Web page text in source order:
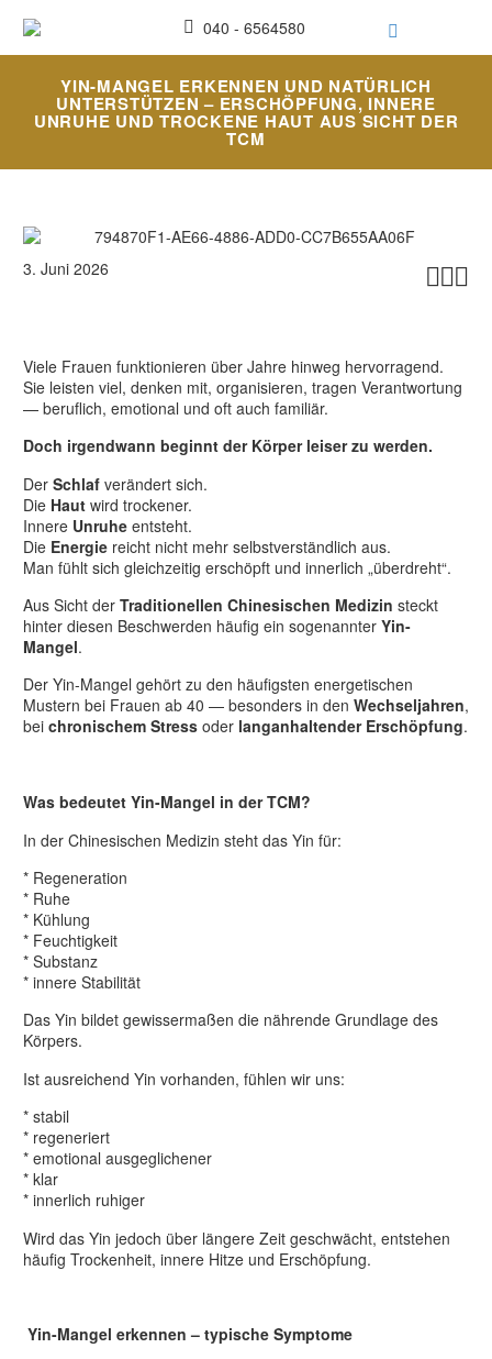
040 - 6564580
YIN-MANGEL ERKENNEN UND NATÜRLICH
UNTERSTÜTZEN – ERSCHÖPFUNG, INNERE
UNRUHE UND TROCKENE HAUT AUS SICHT DER
TCM

3. Juni 2026
Viele Frauen funktionieren über Jahre hinweg hervorragend.
Sie leisten viel, denken mit, organisieren, tragen Verantwortung
— beruflich, emotional und oft auch familiär.
Doch irgendwann beginnt der Körper leiser zu werden.
Der Schlaf verändert sich.
Die Haut wird trockener.
Innere Unruhe entsteht.
Die Energie reicht nicht mehr selbstverständlich aus.
Man fühlt sich gleichzeitig erschöpft und innerlich „überdreht“.
Aus Sicht der Traditionellen Chinesischen Medizin steckt
hinter diesen Beschwerden häufig ein sogenannter Yin-
Mangel.
Der Yin-Mangel gehört zu den häufigsten energetischen
Mustern bei Frauen ab 40 — besonders in den Wechseljahren,
bei chronischem Stress oder langanhaltender Erschöpfung.
Was bedeutet Yin-Mangel in der TCM?
In der Chinesischen Medizin steht das Yin für:
* Regeneration
* Ruhe
* Kühlung
* Feuchtigkeit
* Substanz
* innere Stabilität
Das Yin bildet gewissermaßen die nährende Grundlage des
Körpers.
Ist ausreichend Yin vorhanden, fühlen wir uns:
* stabil
* regeneriert
* emotional ausgeglichener
* klar
* innerlich ruhiger
Wird das Yin jedoch über längere Zeit geschwächt, entstehen
häufig Trockenheit, innere Hitze und Erschöpfung.
Yin-Mangel erkennen – typische Symptome